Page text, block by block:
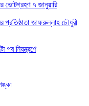
ভোটগ্রহণ ৭ জানুয়ারি
প্রতিষ্ঠাতা জাফরুল্লাহ চৌধুরী
পর নিয়ন্ত্রণে